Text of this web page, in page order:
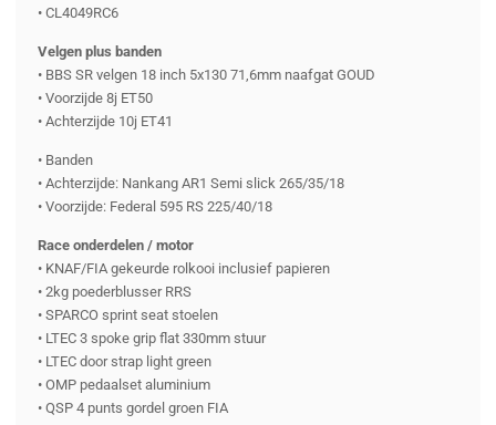
• CL4049RC6
Velgen plus banden
• BBS SR velgen 18 inch 5x130 71,6mm naafgat GOUD
• Voorzijde 8j ET50
• Achterzijde 10j ET41
• Banden
• Achterzijde: Nankang AR1 Semi slick 265/35/18
• Voorzijde: Federal 595 RS 225/40/18
Race onderdelen / motor
• KNAF/FIA gekeurde rolkooi inclusief papieren
• 2kg poederblusser RRS
• SPARCO sprint seat stoelen
• LTEC 3 spoke grip flat 330mm stuur
• LTEC door strap light green
• OMP pedaalset aluminium
• QSP 4 punts gordel groen FIA